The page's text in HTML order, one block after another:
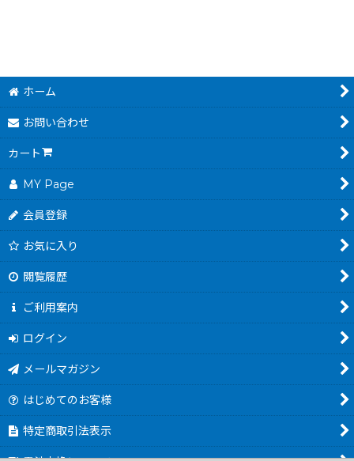
ホーム
お問い合わせ
カート
MY Page
会員登録
お気に入り
閲覧履歴
ご利用案内
ログイン
メールマガジン
はじめてのお客様
特定商取引法表示